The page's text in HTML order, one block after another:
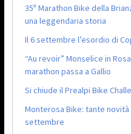
35ª Marathon Bike della
una leggendaria storia
Il 6 settembre l’esordio di
“Au revoir” Monselice in
marathon passa a Gallio
Si chiude il Prealpi Bike
Monterosa Bike: tante
settembre